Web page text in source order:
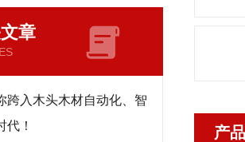
章
跨入木头木材自动化、智
代！
产